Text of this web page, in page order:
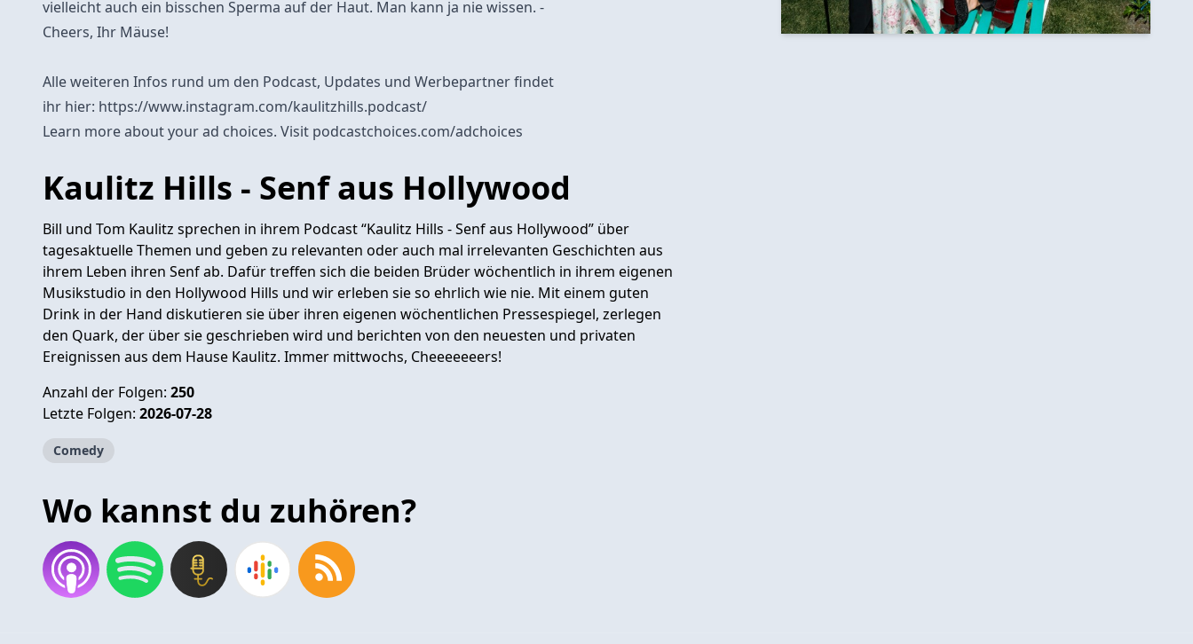
vielleicht auch ein bisschen Sperma auf der Haut. Man kann ja nie wissen. -
Cheers, Ihr Mäuse!
Alle weiteren Infos rund um den Podcast, Updates und Werbepartner findet
ihr hier: https://www.instagram.com/kaulitzhills.podcast/
Learn more about your ad choices. Visit podcastchoices.com/adchoices
Kaulitz Hills - Senf aus Hollywood
Bill und Tom Kaulitz sprechen in ihrem Podcast “Kaulitz Hills - Senf aus Hollywood” über
tagesaktuelle Themen und geben zu relevanten oder auch mal irrelevanten Geschichten aus
ihrem Leben ihren Senf ab. Dafür treffen sich die beiden Brüder wöchentlich in ihrem eigenen
Musikstudio in den Hollywood Hills und wir erleben sie so ehrlich wie nie. Mit einem guten
Drink in der Hand diskutieren sie über ihren eigenen wöchentlichen Pressespiegel, zerlegen
den Quark, der über sie geschrieben wird und berichten von den neuesten und privaten
Ereignissen aus dem Hause Kaulitz. Immer mittwochs, Cheeeeeeers!
Anzahl der Folgen: 250
Letzte Folgen: 2026-07-28
Comedy
Wo kannst du zuhören?